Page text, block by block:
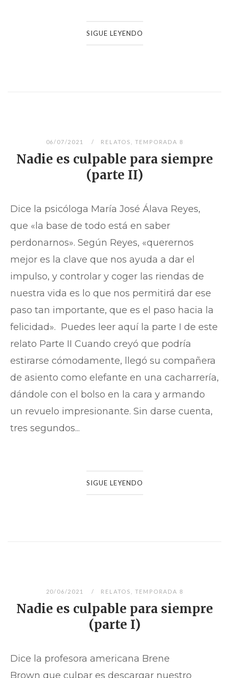
SIGUE LEYENDO
06/07/2021 RELATOS TEMPORADA 8
Nadie es culpable para siempre
(parte II)
Dice la psicóloga María José Álava Reyes,
que «la base de todo está en saber
perdonarnos». Según Reyes, «querernos
mejor es la clave que nos ayuda a dar el
impulso, y controlar y coger las riendas de
nuestra vida es lo que nos permitirá dar ese
paso tan importante, que es el paso hacia la
felicidad». Puedes leer aquí la parte I de este
relato Parte II Cuando creyó que podría
estirarse cómodamente, llegó su compañera
de asiento como elefante en una cacharrería,
dándole con el bolso en la cara y armando
un revuelo impresionante. Sin darse cuenta,
tres segundos...
SIGUE LEYENDO
20/06/2021 RELATOS TEMPORADA 8
Nadie es culpable para siempre
(parte I)
Dice la profesora americana Brene
Brown que culpar es descargar nuestro